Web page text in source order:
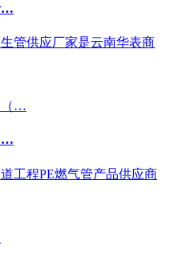
…
管供应厂家是云南华表商
…
工程PE燃气管产品供应商